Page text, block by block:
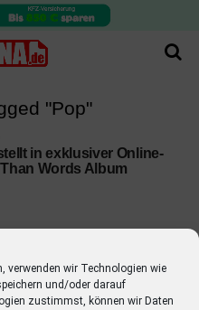
verwenden wir Technologien wie
und/oder darauf
zustimmst, können wir Daten
"Pop"
in exklusiver Online-
Words Album